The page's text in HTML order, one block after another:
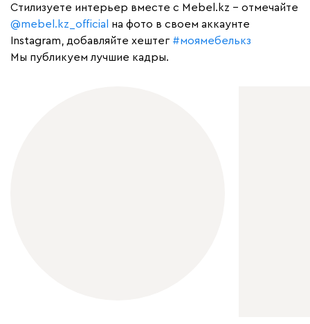
Cтилизуете интерьер вместе с Mebel.kz – отмечайте
@mebel.kz_official
на фото в своем аккаунте
Instagram, добавляйте хештег #моямебелькз
Мы публикуем лучшие кадры.